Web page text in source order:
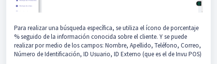
Para realizar una búsqueda específica, se utiliza el ícono de porcentaje
% seguido de la información conocida sobre el cliente. Y se puede
realizar por medio de los campos: Nombre, Apellido, Teléfono, Correo,
Número de Identificación, ID Usuario, ID Externo (que es el de Invu POS)